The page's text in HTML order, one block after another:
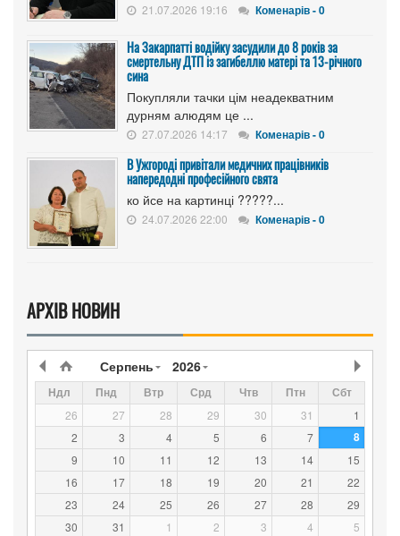
21.07.2026 19:16 Коменарів - 0
На Закарпатті водійку засудили до 8 років за
смертельну ДТП із загибеллю матері та 13-річного
сина
Покупляли тачки цім неадекватним
дурням алюдям це ...
27.07.2026 14:17 Коменарів - 0
В Ужгороді привітали медичних працівників
напередодні професійного свята
ко йсе на картинці ?????...
24.07.2026 22:00 Коменарів - 0
АРХІВ НОВИН
Серпень 2026
Ндл Пнд Втр Срд Чтв Птн Сбт
26 27 28 29 30 31
1
2
3 4 5 6 7 8
9 10 11 12 13 14
15
16
17 18 19 20 21
22
23
24 25 26 27 28
29
30
31 1 2 3 4 5